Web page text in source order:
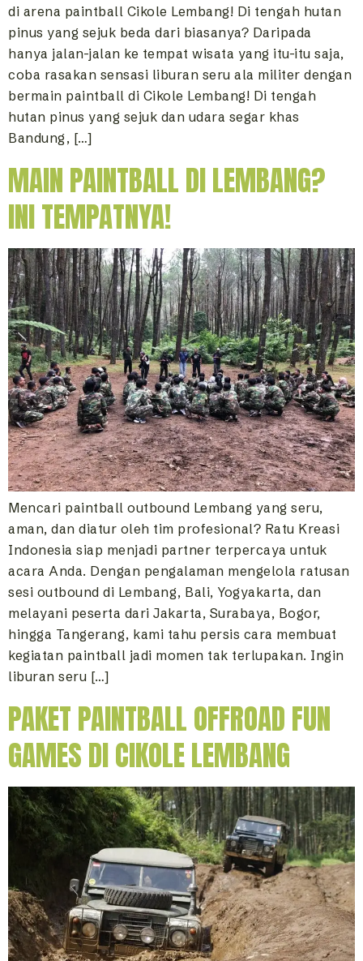
di arena paintball Cikole Lembang! Di tengah hutan
pinus yang sejuk beda dari biasanya? Daripada
hanya jalan-jalan ke tempat wisata yang itu-itu saja,
coba rasakan sensasi liburan seru ala militer dengan
bermain paintball di Cikole Lembang! Di tengah
hutan pinus yang sejuk dan udara segar khas
Bandung, […]
MAIN PAINTBALL DI LEMBANG?
INI TEMPATNYA!
Mencari paintball outbound Lembang yang seru,
aman, dan diatur oleh tim profesional? Ratu Kreasi
Indonesia siap menjadi partner terpercaya untuk
acara Anda. Dengan pengalaman mengelola ratusan
sesi outbound di Lembang, Bali, Yogyakarta, dan
melayani peserta dari Jakarta, Surabaya, Bogor,
hingga Tangerang, kami tahu persis cara membuat
kegiatan paintball jadi momen tak terlupakan. Ingin
liburan seru […]
PAKET PAINTBALL OFFROAD FUN
GAMES DI CIKOLE LEMBANG